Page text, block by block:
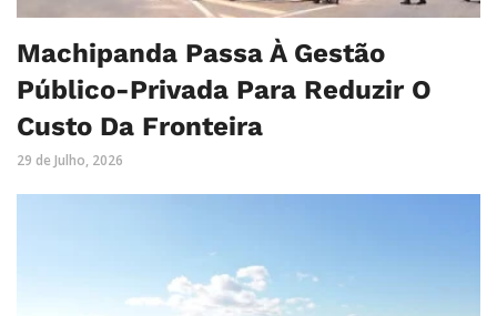
Machipanda Passa À Gestão
Público-Privada Para Reduzir O
Custo Da Fronteira
29 de Julho, 2026